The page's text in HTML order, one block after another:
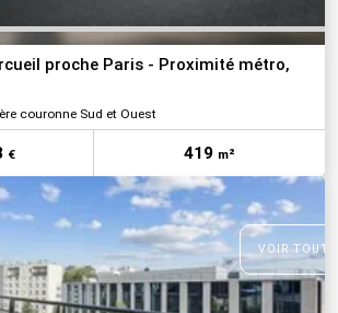
proche Paris - Proximité métro,
couronne Sud et Ouest
€ 419 m²
VOIR